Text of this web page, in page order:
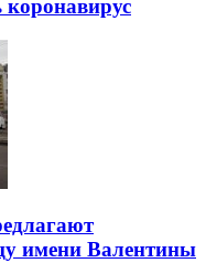
коронавирус
имени Валентины